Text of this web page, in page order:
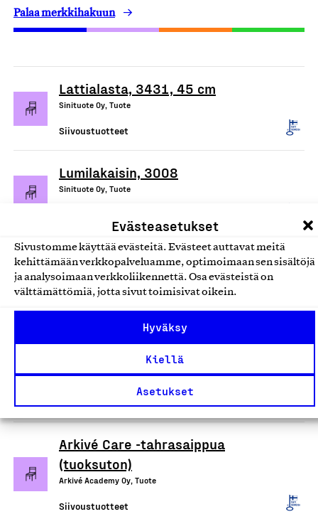
Evästeasetukset
Sivustomme käyttää evästeitä. Evästeet auttavat meitä
kehittämään verkkopalveluamme, optimoimaan sen sisältöjä
ja analysoimaan verkkoliikennettä. Osa evästeistä on
välttämättömiä, jotta sivut toimisivat oikein.
Hyväksy
Kiellä
Asetukset
Palaa merkkihakuun
Lattialasta, 3431, 45 cm
Sinituote Oy, Tuote
Siivoustuotteet
Lumilakaisin, 3008
Sinituote Oy, Tuote
Mainio pesuaineet ihon ja kodin
puhdistukseen
Hamina Handmade Oy, Tuote
Ecotex/Devteks kuituliinat
Tekslund Oy, Tuote
Arkivé Care -tahrasaippua
(tuoksuton)
Arkivé Academy Oy, Tuote
Siivoustuotteet